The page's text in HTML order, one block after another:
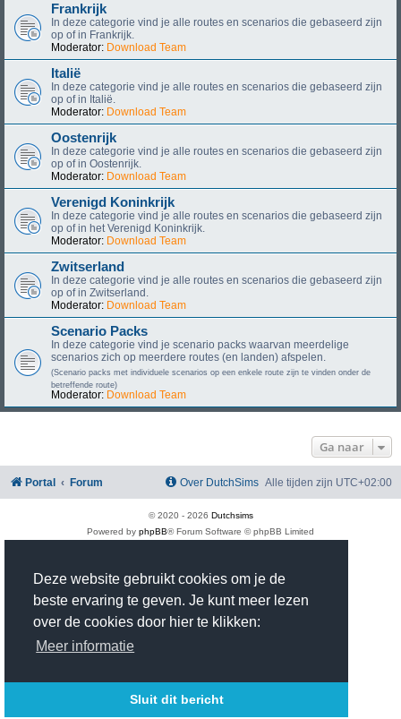
Deze website gebruikt cookies om je de
beste ervaring te geven. Je kunt meer lezen
over de cookies door hier te klikken:
Meer informatie
Sluit dit bericht
Frankrijk
In deze categorie vind je alle routes en scenarios die gebaseerd zijn
op of in Frankrijk.
Moderator: Download Team
Italië
In deze categorie vind je alle routes en scenarios die gebaseerd zijn
op of in Italië.
Moderator: Download Team
Oostenrijk
In deze categorie vind je alle routes en scenarios die gebaseerd zijn
op of in Oostenrijk.
Moderator: Download Team
Verenigd Koninkrijk
In deze categorie vind je alle routes en scenarios die gebaseerd zijn
op of in het Verenigd Koninkrijk.
Moderator: Download Team
Zwitserland
In deze categorie vind je alle routes en scenarios die gebaseerd zijn
op of in Zwitserland.
Moderator: Download Team
Scenario Packs
In deze categorie vind je scenario packs waarvan meerdelige
scenarios zich op meerdere routes (en landen) afspelen.
(Scenario packs met individuele scenarios op een enkele route zijn te vinden onder de
betreffende route)
Moderator: Download Team
Ga naar
Portal Forum Alle tijden zijn UTC+02:00
Over DutchSims
© 2020 - 2026 Dutchsims
Powered by phpBB® Forum Software © phpBB Limited
Privacy
|Gebruikersvoorwaarden
Time: 0.395s| Peak Memory Usage: 2.99 MiB | GZIP: On | Queries: 15